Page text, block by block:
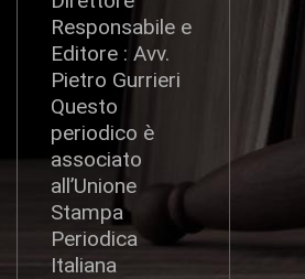
Responsabile e
Editore : Avv.
Pietro Gurrieri
Questo
periodico è
associato
all’Unione
Stampa
Periodica
Italiana